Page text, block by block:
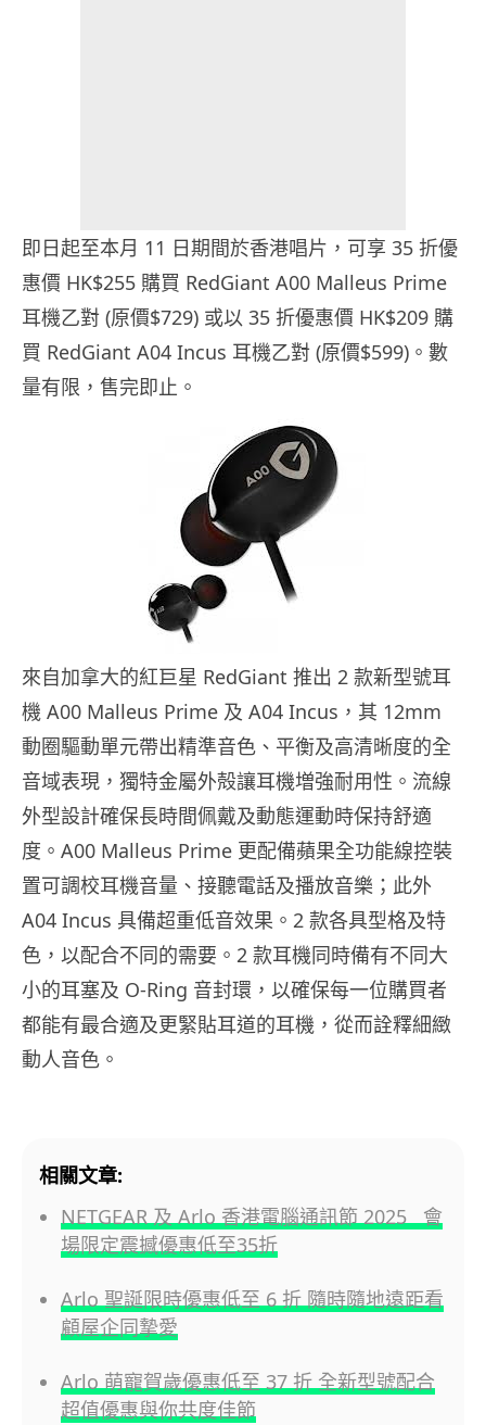
即日起至本月 11 日期間於香港唱片，可享 35 折優
惠價 HK$255 購買 RedGiant A00 Malleus Prime
耳機乙對 (原價$729) 或以 35 折優惠價 HK$209 購
買 RedGiant A04 Incus 耳機乙對 (原價$599)。數
量有限，售完即止。
來自加拿大的紅巨星 RedGiant 推出 2 款新型號耳
機 A00 Malleus Prime 及 A04 Incus，其 12mm
動圈驅動單元帶出精準音色、平衡及高清晰度的全
音域表現，獨特金屬外殻讓耳機増強耐用性。流線
外型設計確保長時間佩戴及動態運動時保持舒適
度。A00 Malleus Prime 更配備蘋果全功能線控裝
置可調校耳機音量、接聽電話及播放音樂；此外
A04 Incus 具備超重低音效果。2 款各具型格及特
色，以配合不同的需要。2 款耳機同時備有不同大
小的耳塞及 O-Ring 音封環，以確保每一位購買者
都能有最合適及更緊貼耳道的耳機，從而詮釋細緻
動人音色。
相關文章:
NETGEAR 及 Arlo 香港電腦通訊節 2025 會
場限定震撼優惠低至35折
Arlo 聖誕限時優惠低至 6 折 隨時隨地遠距看
顧屋企同摯愛
Arlo 萌寵賀歲優惠低至 37 折 全新型號配合
超值優惠與你共度佳節